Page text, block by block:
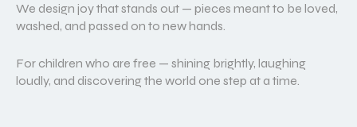
We design joy that stands out — pieces meant to be loved,
washed, and passed on to new hands.
For children who are free — shining brightly, laughing
loudly, and discovering the world one step at a time.